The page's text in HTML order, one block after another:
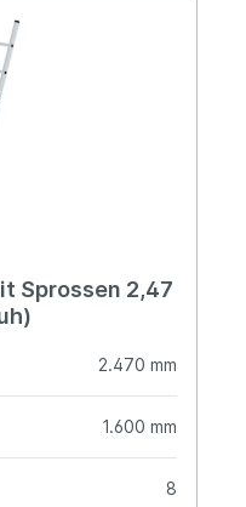
Sprossen 2,47
2.470 mm
1.600 mm
8